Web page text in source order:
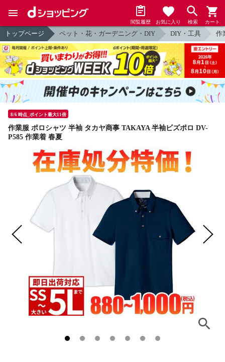
閲覧履歴 お気に入り 検索 カート
トップページ ペット・花・ガーデニング・DIY DIY・工具 作
8/6 時点_ポイント最大11倍
作業服 ポロシャツ 半袖 タカヤ商事 TAKAYA 半袖ビズポロ DV-
P585 作業着 春夏